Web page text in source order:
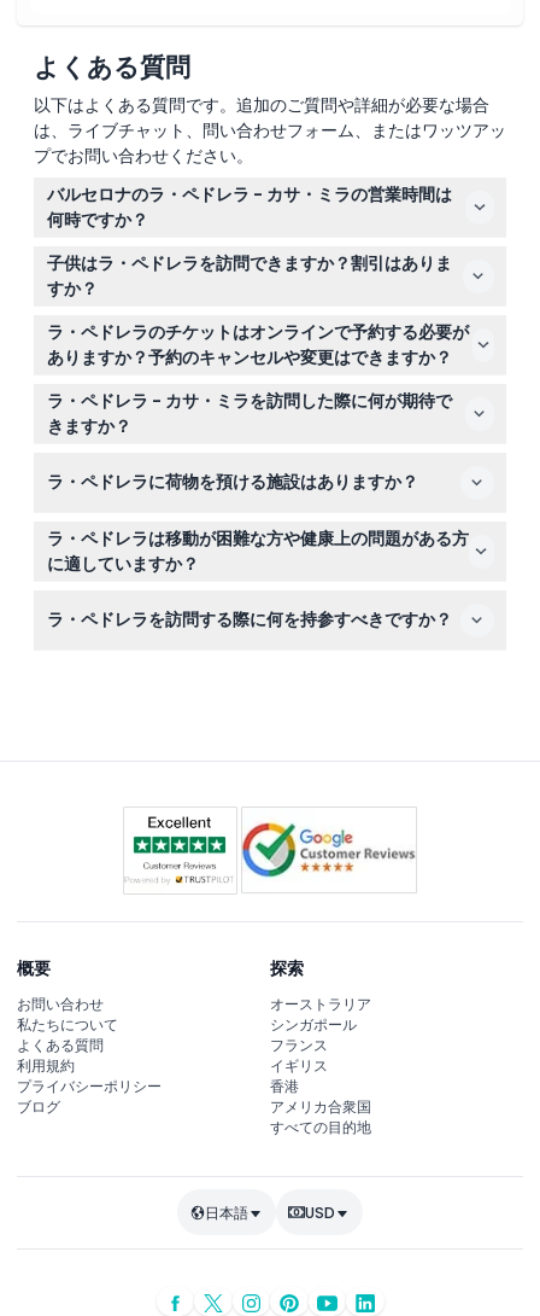
よくある質問
以下はよくある質問です。追加のご質問や詳細が必要な場合
は、ライブチャット、問い合わせフォーム、またはワッツアッ
プでお問い合わせください。
バルセロナのラ・ペドレラ - カサ・ミラの営業時間は
何時ですか？
ラ・ペドレラは冬季（2024年11月4日〜2025年3月6日）
に毎日午前9時から午後6時30分まで営業しており、夜の
ツアーは午後9時から午後11時まで開催されます。クリス
マスと新年には特別営業時間が適用されます（変更される
場合がありますので、予約時にご確認ください）。
子供はラ・ペドレラを訪問できますか？割引はありま
すか？
0歳から11歳の子供はラ・ペドレラに無料で入場できま
す。有効な学生証を持つ学生は割引チケットの対象とな
り、18歳以上の来場者は大人料金が適用されます。
ラ・ペドレラのチケットはオンラインで予約する必要が
ありますか？予約のキャンセルや変更はできますか？
ラ・ペドレラのチケットはすべてこのウェブサイトを通じ
てオンラインで予約する必要があります。チケットは返金
不可でキャンセルや日程変更もできませんのでご注意くだ
ラ・ペドレラ - カサ・ミラを訪問した際に何が期待で
きますか？
検し、曲線の階段を登って屋上テラスから見事な街の景色
す。
ラ・ペドレラに荷物を預ける施設はありますか？
はい、館内に荷物預かり所があります。到着時にスタッフ
に料金や利用方法をお尋ねください。
ラ・ペドレラは移動が困難な方や健康上の問題がある方
に適していますか？
多くのエリアはバリアフリー対応です。ただし、安全上の
ラ・ペドレラを訪問する際に何を持参すべきですか？
概要
お問い合わせ
私たちについて
よくある質問
利用規約
プライバシーポリシー
ブログ
探索
オーストラリア
シンガポール
フランス
イギリス
香港
アメリカ合衆国
すべての目的地
日本語 USD